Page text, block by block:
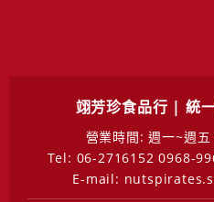
翊芳珍食品行 | 統
營業時間: 週一~週
Tel: 06-2716152 0968-
E-mail: